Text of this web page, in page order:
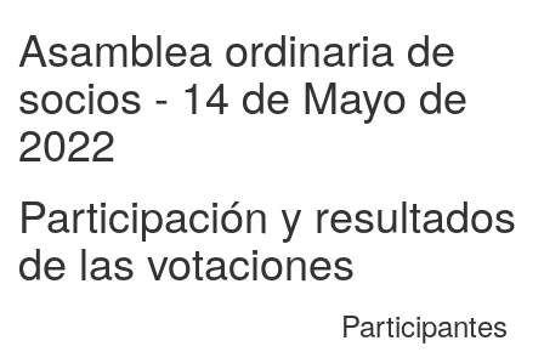
Asamblea ordinaria de
socios - 14 de Mayo de
2022
Participación y resultados
de las votaciones
Participantes